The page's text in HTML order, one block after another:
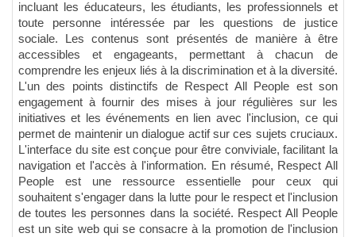
incluant les éducateurs, les étudiants, les professionnels et
toute personne intéressée par les questions de justice
sociale. Les contenus sont présentés de manière à être
accessibles et engageants, permettant à chacun de
comprendre les enjeux liés à la discrimination et à la diversité.
L'un des points distinctifs de Respect All People est son
engagement à fournir des mises à jour régulières sur les
initiatives et les événements en lien avec l'inclusion, ce qui
permet de maintenir un dialogue actif sur ces sujets cruciaux.
L'interface du site est conçue pour être conviviale, facilitant la
navigation et l'accès à l'information. En résumé, Respect All
People est une ressource essentielle pour ceux qui
souhaitent s'engager dans la lutte pour le respect et l'inclusion
de toutes les personnes dans la société. Respect All People
est un site web qui se consacre à la promotion de l'inclusion